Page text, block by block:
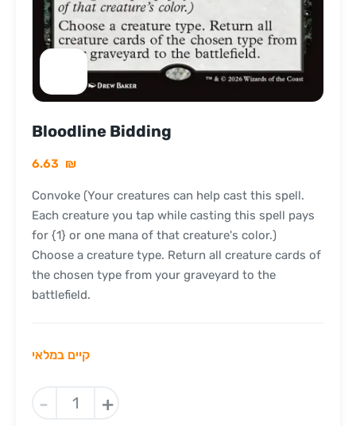
Bloodline Bidding
6.63 ₪
Convoke (Your creatures can help cast this spell.
Each creature you tap while casting this spell pays
for {1} or one mana of that creature's color.)
Choose a creature type. Return all creature cards of
the chosen type from your graveyard to the
battlefield.
קיים במלאי
- +